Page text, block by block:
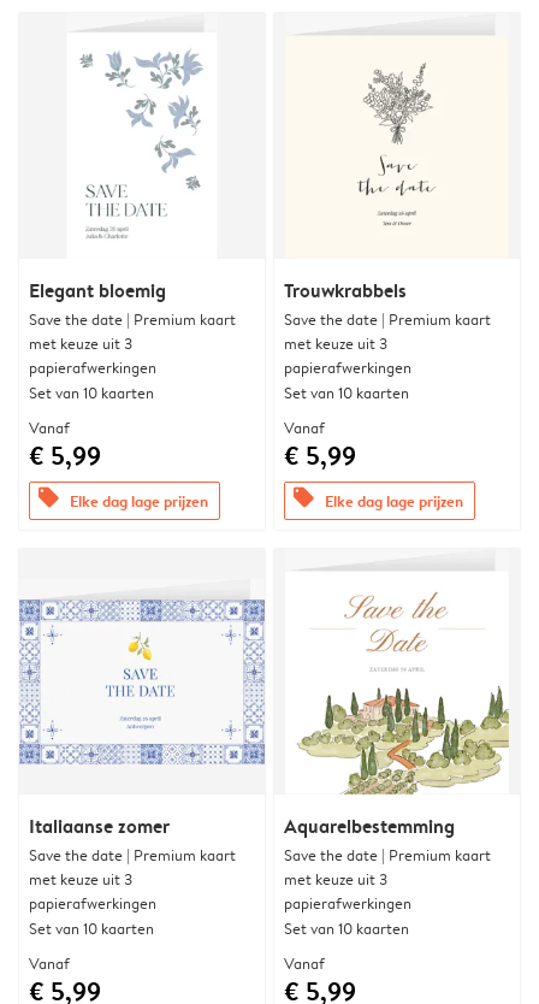
Elegant bloemig
Save the date | Premium kaart
met keuze uit 3
papierafwerkingen
Set van 10 kaarten
Vanaf
€ 5,99
offers Elke dag lage prijzen
Trouwkrabbels
Save the date | Premium kaart
met keuze uit 3
papierafwerkingen
Set van 10 kaarten
Vanaf
€ 5,99
offers Elke dag lage prijzen
Italiaanse zomer
Save the date | Premium kaart
met keuze uit 3
papierafwerkingen
Set van 10 kaarten
Vanaf
€ 5,99
Aquarelbestemming
Save the date | Premium kaart
met keuze uit 3
papierafwerkingen
Set van 10 kaarten
Vanaf
€ 5,99